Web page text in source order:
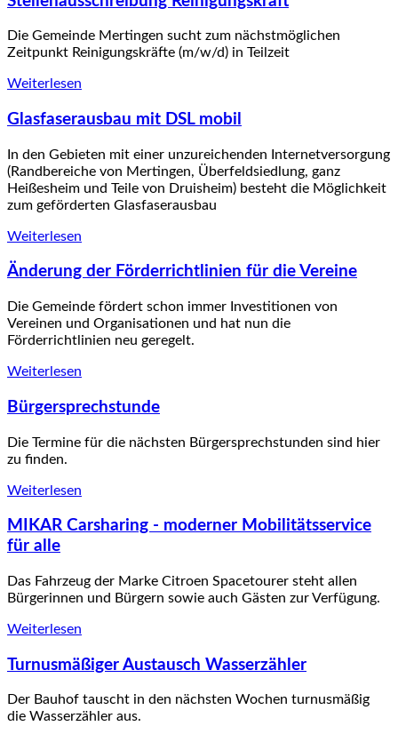
Die Gemeinde Mertingen sucht zum nächstmöglichen
Zeitpunkt Reinigungskräfte (m/w/d) in Teilzeit
Weiterlesen
Glasfaserausbau mit DSL mobil
In den Gebieten mit einer unzureichenden Internetversorgung
(Randbereiche von Mertingen, Überfeldsiedlung, ganz
Heißesheim und Teile von Druisheim) besteht die Möglichkeit
zum geförderten Glasfaserausbau
Weiterlesen
Änderung der Förderrichtlinien für die Vereine
Die Gemeinde fördert schon immer Investitionen von
Vereinen und Organisationen und hat nun die
Förderrichtlinien neu geregelt.
Weiterlesen
Bürgersprechstunde
Die Termine für die nächsten Bürgersprechstunden sind hier
zu finden.
Weiterlesen
MIKAR Carsharing - moderner Mobilitätsservice
für alle
Das Fahrzeug der Marke Citroen Spacetourer steht allen
Bürgerinnen und Bürgern sowie auch Gästen zur Verfügung.
Weiterlesen
Turnusmäßiger Austausch Wasserzähler
Der Bauhof tauscht in den nächsten Wochen turnusmäßig
die Wasserzähler aus.